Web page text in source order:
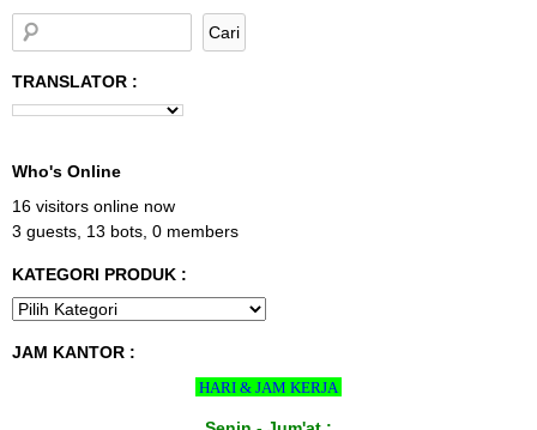
TRANSLATOR :
Who's Online
16 visitors online now
3 guests, 13 bots, 0 members
KATEGORI PRODUK :
JAM KANTOR :
HARI & JAM KERJA